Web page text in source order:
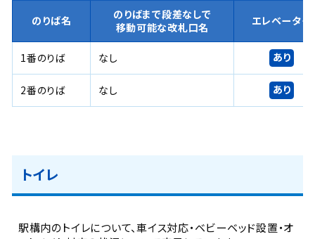
のりば名
のりばまで段差なしで
移動可能な改札口名
エレベーター
1番のりば なし あり
2番のりば なし あり
トイレ
駅構内のトイレについて、車イス対応・ベビーベッド設置・オ